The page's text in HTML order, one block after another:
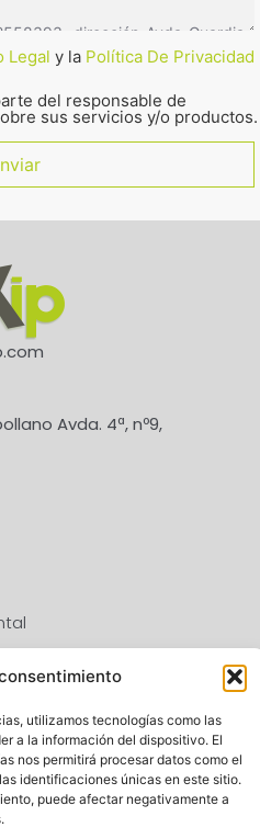
utilizamos tecnologías como las
a la información del dispositivo. El
nos permitirá procesar datos como el
identificaciones únicas en este sitio.
puede afectar negativamente a
Legal y la Política De Privacidad
del responsable de
sus servicios y/o productos.
Avda. 4ª, nº9,